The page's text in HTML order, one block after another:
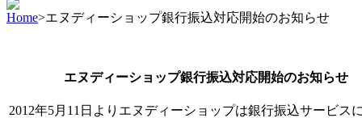
Home>エヌディーショップ銀行振込対応開始のお知らせ
エヌディーショップ銀行振込対応開始のお知らせ
2012年5月11日よりエヌディーショップは銀行振込サービス